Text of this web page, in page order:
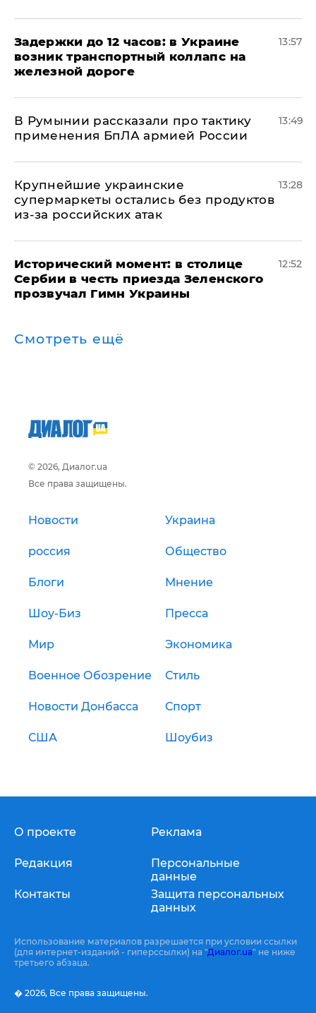
Задержки до 12 часов: в Украине
возник транспортный коллапс на
железной дороге
13:57
В Румынии рассказали про тактику
применения БпЛА армией России
13:49
Крупнейшие украинские
супермаркеты остались без продуктов
из-за российских атак
13:28
Исторический момент: в столице
Сербии в честь приезда Зеленского
прозвучал Гимн Украины
12:52
Смотреть ещё
© 2026, Диалог.ua
Все права защищены.
Новости Украина
россия Общество
Блоги Мнение
Шоу-Биз Пресса
Мир Экономика
Военное Обозрение Стиль
Новости Донбасса Спорт
США Шоубиз
О проекте
Редакция
Контакты
Реклама
Персональные
данные
Защита персональных
данных
Использование материалов разрешается при условии ссылки
(для интернет-изданий - гиперссылки) на "Диалог.ua" не ниже
третьего абзаца.
� 2026, Все права защищены.